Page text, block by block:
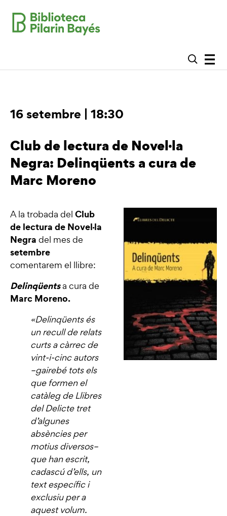
16 setembre | 18:30
Club de lectura de Novel·la
Negra: Delinqüents a cura de
Marc Moreno
A la trobada del Club
de lectura de Novel·la
Negra del mes de
setembre
comentarem el llibre:
Delinqüentsa cura de
Marc Moreno.
«Delinqüents és
un recull de relats
curts a càrrec de
vint-i-cinc autors
–gairebé tots els
que formen el
catàleg de Llibres
del Delicte tret
d’algunes
absències per
motius diversos–
que han escrit,
cadascú d’ells, un
text específic i
exclusiu per a
aquest volum.